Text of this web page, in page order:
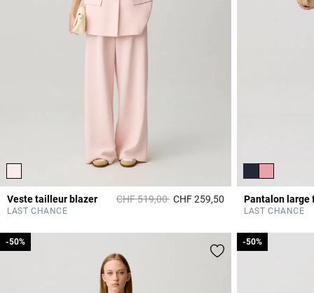
Veste tailleur blazer Prix réduit à partir de
CHF 519,00àCHF 259,50 4 out of 5 Customer
LAST CHANCE
Pantalon large
LAST CHANCE
-50%
-50% -50%
-50%